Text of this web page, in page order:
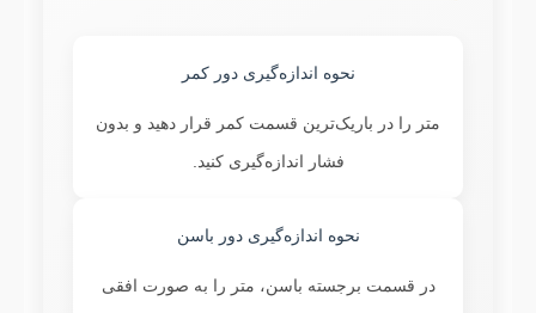
نحوه اندازه‌گیری دور کمر
متر را در باریک‌ترین قسمت کمر قرار دهید و بدون
فشار اندازه‌گیری کنید.
نحوه اندازه‌گیری دور باسن
در قسمت برجسته باسن، متر را به صورت افقی